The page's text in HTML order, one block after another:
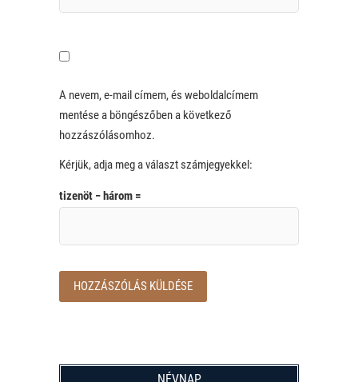
A nevem, e-mail címem, és weboldalcímem
mentése a böngészőben a következő
hozzászólásomhoz.
Kérjük, adja meg a választ számjegyekkel:
tizenöt − három =